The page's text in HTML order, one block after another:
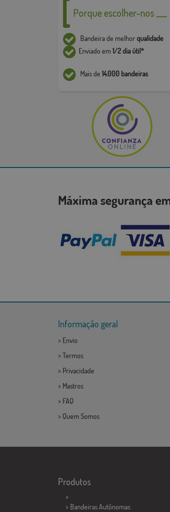
Porque escolher-nos ___
Bandeira de melhorqualidade
Enviado em1/2 dia útil*
Mais de 14.000 bandeiras
Máxima segurança
Informação geral
> Envio
> Termos
> Privacidade
> Mastros
> FAQ
> Quem Somos
Produtos
>
> Bandeiras Autônomas